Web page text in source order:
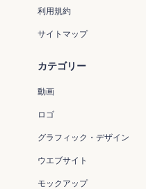
利用規約
サイトマップ
カテゴリー
動画
ロゴ
グラフィック・デザイン
ウエブサイト
モックアップ